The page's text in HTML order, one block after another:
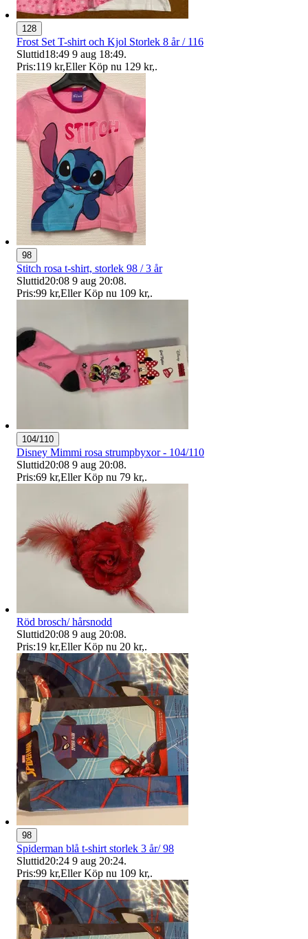
128
Frost Set T-shirt och Kjol Storlek 8 år / 116
Sluttid18:49 9 aug 18:49.
Pris:119 kr,Eller Köp nu 129 kr,.
98
Stitch rosa t-shirt, storlek 98 / 3 år
Sluttid20:08 9 aug 20:08.
Pris:99 kr,Eller Köp nu 109 kr,.
104/110
Disney Mimmi rosa strumpbyxor - 104/110
Sluttid20:08 9 aug 20:08.
Pris:69 kr,Eller Köp nu 79 kr,.
Röd brosch/ hårsnodd
Sluttid20:08 9 aug 20:08.
Pris:19 kr,Eller Köp nu 20 kr,.
98
Spiderman blå t-shirt storlek 3 år/ 98
Sluttid20:24 9 aug 20:24.
Pris:99 kr,Eller Köp nu 109 kr,.